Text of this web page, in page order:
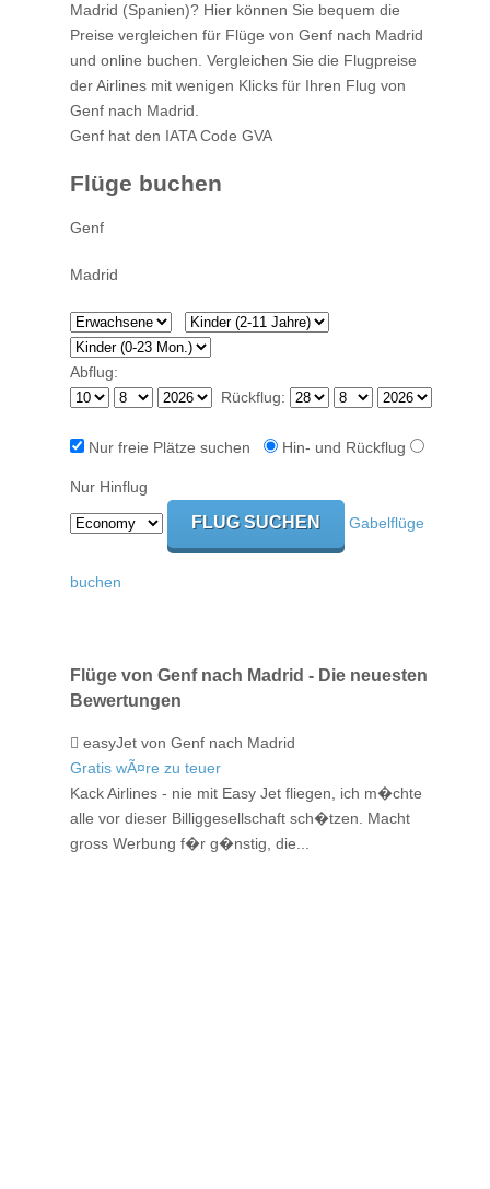
Madrid (Spanien)? Hier können Sie bequem die
Preise vergleichen für Flüge von Genf nach Madrid
und online buchen. Vergleichen Sie die Flugpreise
der Airlines mit wenigen Klicks für Ihren Flug von
Genf nach Madrid.
Genf hat den IATA Code GVA
Flüge buchen
Abflug:
Rückflug:
Nur freie Plätze suchen Hin- und Rückflug
Nur Hinflug
Gabelflüge
buchen
Flüge von Genf nach Madrid - Die neuesten
Bewertungen
easyJet von Genf nach Madrid
Gratis wÃ¤re zu teuer
Kack Airlines - nie mit Easy Jet fliegen, ich m�chte
alle vor dieser Billiggesellschaft sch�tzen. Macht
gross Werbung f�r g�nstig, die...